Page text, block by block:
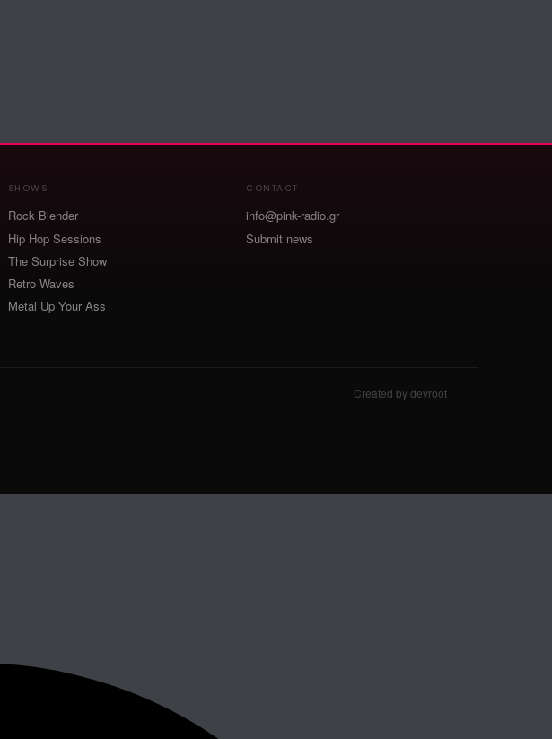
SHOWS
Rock Blender
Hip Hop Sessions
The Surprise Show
Retro Waves
Metal Up Your Ass
CONTACT
info@pink-radio.gr
Submit news
Created by devroot